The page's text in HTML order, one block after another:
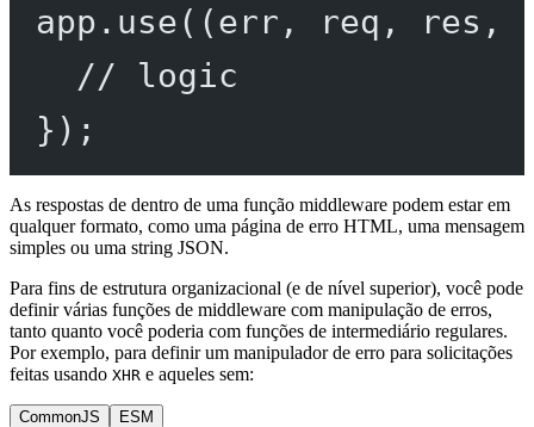
app. use((err , req , res ,
// logic
});
As respostas de dentro de uma função middleware podem estar em
qualquer formato, como uma página de erro HTML, uma mensagem
simples ou uma string JSON.
Para fins de estrutura organizacional (e de nível superior), você pode
definir várias funções de middleware com manipulação de erros,
tanto quanto você poderia com funções de intermediário regulares.
Por exemplo, para definir um manipulador de erro para solicitações
feitas usando XHR e aqueles sem:
CommonJS ESM